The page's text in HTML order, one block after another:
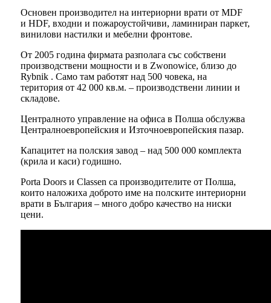
Основен производител на интериорни врати от MDF
и HDF, входни и пожароустойчиви, ламиниран паркет,
винилови настилки и мебелни фронтове.
От 2005 година фирмата разполага със собствени
производствени мощности и в Zwonowice, близо до
Rybnik . Само там работят над 500 човека, на
територия от 42 000 кв.м. – производствени линии и
складове.
Централното управление на офиса в Полша обслужва
Централноевропейския и Източноевропейския пазар.
Капацитет на полския завод – над 500 000 комплекта
(крила и каси) годишно.
Porta Doors и Classen са производителите от Полша,
които наложиха доброто име на полските интериорни
врати в България – много добро качество на ниски
цени.